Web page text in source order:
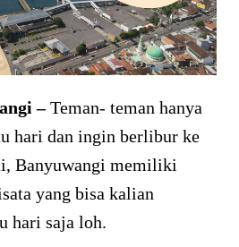
–Teman- teman hanya
hari dan ingin berlibur ke
Banyuwangi memiliki
yang bisa kalian
hari saja loh.